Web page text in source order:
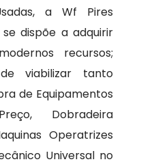
a Wf Pires
dispõe a adquirir
recursos;
viabilizar tanto
de Equipamentos
Dobradeira
Operatrizes
Universal no